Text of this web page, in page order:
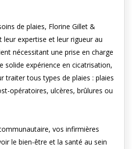
de plaies, Florine Gillet &
leur expertise et leur rigueur au
nécessitant une prise en charge
solide expérience en cicatrisation,
traiter tous types de plaies : plaies
opératoires, ulcères, brûlures ou
vos infirmières
le bien-être et la santé au sein